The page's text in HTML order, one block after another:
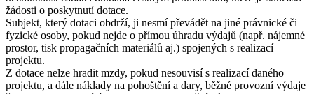
žádosti o poskytnutí dotace.
Subjekt, který dotaci obdrží, ji nesmí převádět na jiné právnické či
fyzické osoby, pokud nejde o přímou úhradu výdajů (např. nájemné
prostor, tisk propagačních materiálů aj.) spojených s realizací
projektu.
Z dotace nelze hradit mzdy, pokud nesouvisí s realizací daného
projektu, a dále náklady na pohoštění a dary, běžné provozní výdaje